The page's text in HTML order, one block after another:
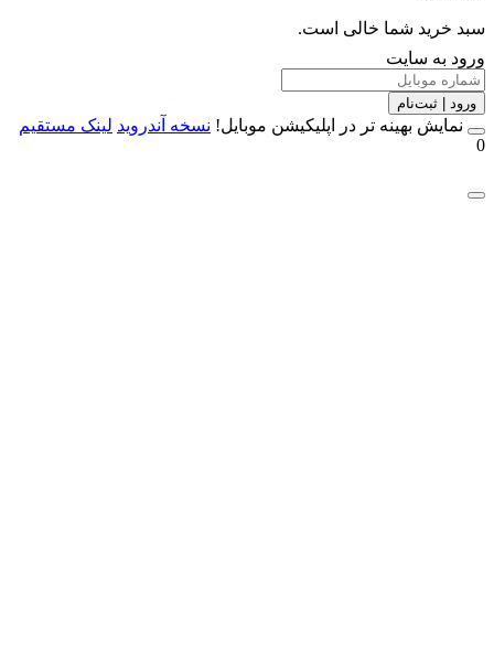
خرید شما خالی است.
به سایت
| ثبت‌نام
بهینه تر در اپلیکیشن موبایل!نسخه آندروید لینک مستقیم